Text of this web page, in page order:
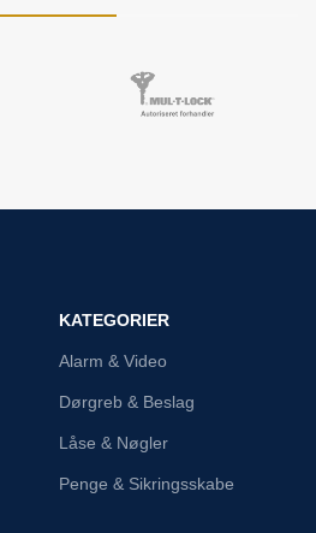
KATEGORIER
Alarm & Video
Dørgreb & Beslag
Låse & Nøgler
Penge & Sikringsskabe